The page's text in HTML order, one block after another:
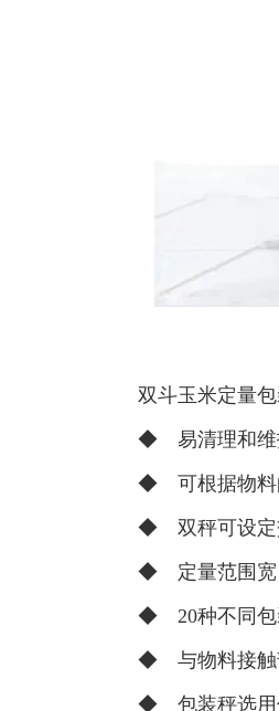
双斗玉米定量
◆ 易清理和维
◆ 可根据物料
◆ 双秤可设定
◆ 定量范围宽
◆ 20种不同包
◆ 与物料接触
◆ 包装秤选用